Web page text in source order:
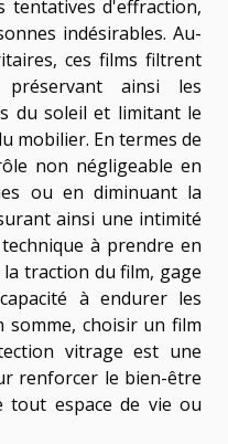
tentatives d'effraction,
indésirables. Au-
ces films filtrent
préservant ainsi les
du soleil et limitant le
mobilier. En termes de
non négligeable en
ou en diminuant la
ainsi une intimité
à prendre en
traction du film, gage
à endurer les
somme, choisir un film
vitrage est une
renforcer le bien-être
tout espace de vie ou